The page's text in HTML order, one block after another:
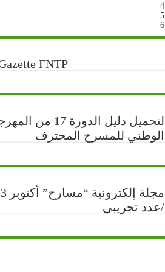
4
5
6
FNTP
لتحميل دليل الدورة 17 من
الوطني للمسرح المحترف
مجلة
/عدد تجريبي